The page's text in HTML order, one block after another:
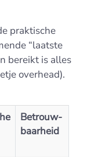
praktische
“laatste
bereikt is alles
overhead).
Betrouw-
baarheid